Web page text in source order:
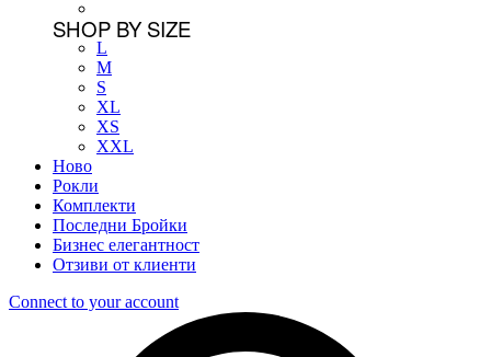
SHOP BY SIZE
L
M
S
XL
XS
XXL
Ново
Рокли
Комплекти
Последни Бройки
Бизнес елегантност
Отзиви от клиенти
Connect to your account